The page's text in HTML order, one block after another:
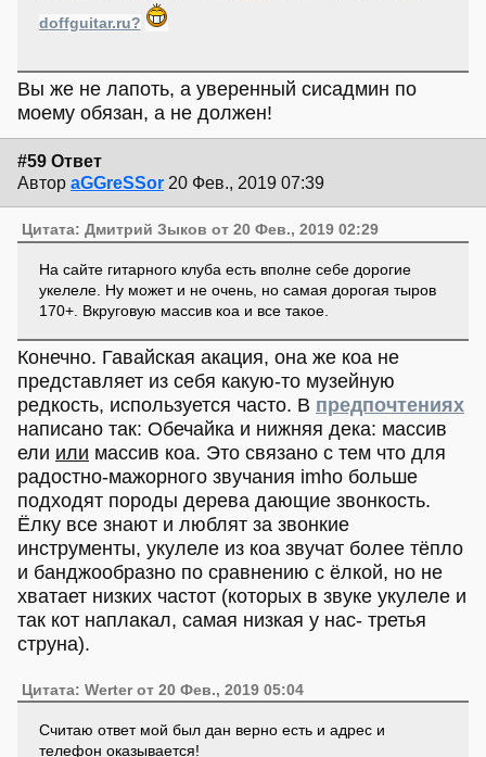
doffguitar.ru?
Вы же не лапоть, а уверенный сисадмин по
моему обязан, а не должен!
#59 Ответ
Автор aGGreSSor 20 Фев., 2019 07:39
Цитата: Дмитрий Зыков от 20 Фев., 2019 02:29
На сайте гитарного клуба есть вполне себе дорогие
укелеле. Ну может и не очень, но самая дорогая тыров
170+. Вкруговую массив коа и все такое.
Конечно. Гавайская акация, она же коа не
представляет из себя какую-то музейную
редкость, используется часто. В предпочтениях
написано так: Обечайка и нижняя дека: массив
ели или массив коа. Это связано с тем что для
радостно-мажорного звучания imho больше
подходят породы дерева дающие звонкость.
Ёлку все знают и люблят за звонкие
инструменты, укулеле из коа звучат более тёпло
и банджообразно по сравнению с ёлкой, но не
хватает низких частот (которых в звуке укулеле и
так кот наплакал, самая низкая у нас- третья
струна).
Цитата: Werter от 20 Фев., 2019 05:04
Считаю ответ мой был дан верно есть и адрес и
телефон оказывается!